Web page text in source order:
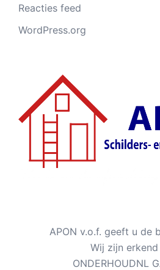
Reacties feed
WordPress.org
APON v.o.f. geeft u de
Wij zijn
ONDERHOUDNL